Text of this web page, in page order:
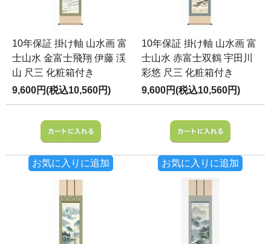
10年保証 掛け軸 山水画 富
士山水 金富士飛翔 伊藤 渓
山 尺三 化粧箱付き
9,600円(税込10,560円)
お気に入りに追加
10年保証 掛け軸 山水画 富
士山水 赤富士双鶴 宇田川
彩悠 尺三 化粧箱付き
9,600円(税込10,560円)
お気に入りに追加